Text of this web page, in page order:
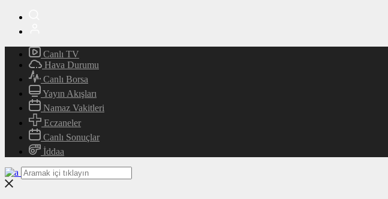
Canlı TV
Hava Durumu
Canlı Borsa
Yayın Akışları
Namaz Vakitleri
Eczaneler
Canlı Sonuçlar
İddaa